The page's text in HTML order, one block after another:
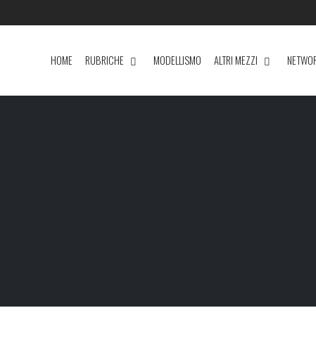
HOME RUBRICHE MODELLISMO ALTRI MEZZI